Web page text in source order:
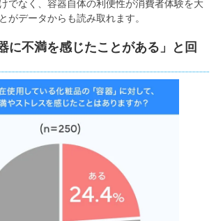
でなく、容器自体の利便性が消費者体験を大
がデータからも読み取れます。
に不満を感じたことがある」と回